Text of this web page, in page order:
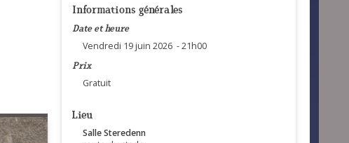
Informations générales
Date et heure
Vendredi 19 juin 2026 - 21h00
Prix
Gratuit
Lieu
Salle Steredenn